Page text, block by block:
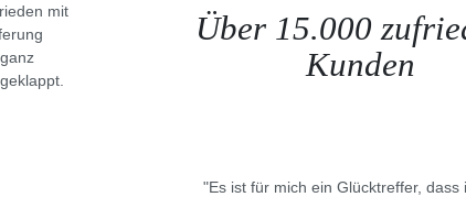
mit
Über 15.000
Kunden
"Es ist für mich ein Glücktreffer, dass